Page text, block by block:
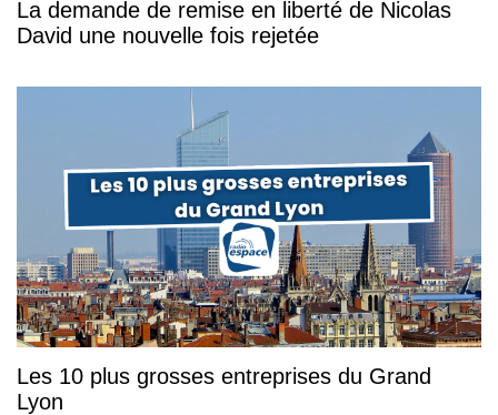
La demande de remise en liberté de Nicolas
David une nouvelle fois rejetée
Les 10 plus grosses entreprises du Grand
Lyon